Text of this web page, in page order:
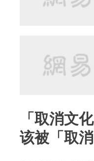
「取消文
该被「取